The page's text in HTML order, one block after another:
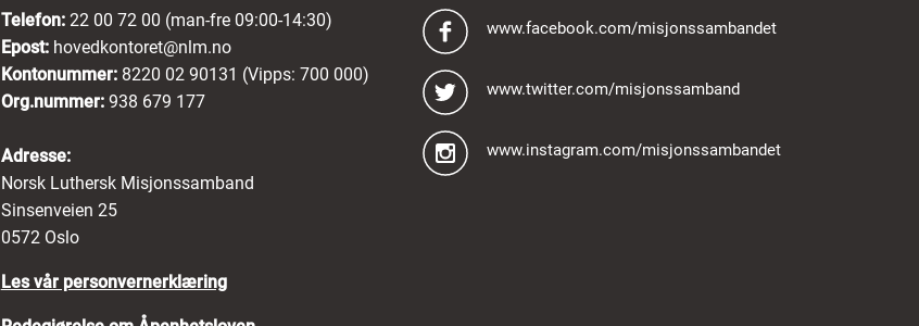
Telefon: 22 00 72 00 (man-fre 09:00-14:30)
Epost: hovedkontoret@nlm.no
Kontonummer: 8220 02 90131 (Vipps: 700 000)
Org.nummer: 938 679 177
Adresse:
Norsk Luthersk Misjonssamband
Sinsenveien 25
0572 Oslo
Les vår personvernerklæring
www.facebook.com/misjonssambandet
www.twitter.com/misjonssamband
www.instagram.com/misjonssambandet